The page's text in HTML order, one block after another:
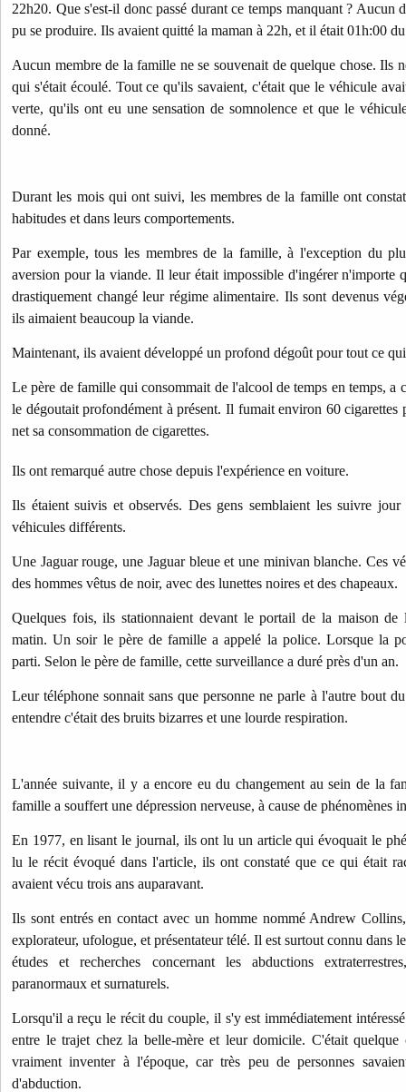
22h20. Que s'est-il donc passé durant ce temps manquant ? Aucun
pu se produire. Ils avaient quitté la maman à 22h, et il était 01h:00
Aucun membre de la famille ne se souvenait de quelque chose. Ils
qui s'était écoulé. Tout ce qu'ils savaient, c'était que le véhicule
verte, qu'ils ont eu une sensation de somnolence et que le
donné.
Durant les mois qui ont suivi, les membres de la famille ont
habitudes et dans leurs comportements.
Par exemple, tous les membres de la famille, à l'exception du
aversion pour la viande. Il leur était impossible d'ingérer n'importe
drastiquement changé leur régime alimentaire. Ils sont devenus
ils aimaient beaucoup la viande.
Maintenant, ils avaient développé un profond dégoût pour tout ce
Le père de famille qui consommait de l'alcool de temps en temps, a
le dégoutait profondément à présent. Il fumait environ 60 cigarettes
net sa consommation de cigarettes.
Ils ont remarqué autre chose depuis l'expérience en voiture.
Ils étaient suivis et observés. Des gens semblaient les suivre
véhicules différents.
Une Jaguar rouge, une Jaguar bleue et une minivan blanche. Ces
des hommes vêtus de noir, avec des lunettes noires et des chapeaux.
Quelques fois, ils stationnaient devant le portail de la maison
matin. Un soir le père de famille a appelé la police. Lorsque la
parti. Selon le père de famille, cette surveillance a duré près d'un an.
Leur téléphone sonnait sans que personne ne parle à l'autre bout
entendre c'était des bruits bizarres et une lourde respiration.
L'année suivante, il y a encore eu du changement au sein de la
famille a souffert une dépression nerveuse, à cause de phénomènes
En 1977, en lisant le journal, ils ont lu un article qui évoquait le
lu le récit évoqué dans l'article, ils ont constaté que ce qui était
avaient vécu trois ans auparavant.
Ils sont entrés en contact avec un homme nommé Andrew
explorateur, ufologue, et présentateur télé. Il est surtout connu dans
études et recherches concernant les abductions
paranormaux et surnaturels.
Lorsqu'il a reçu le récit du couple, il s'y est immédiatement
entre le trajet chez la belle-mère et leur domicile. C'était quelque
vraiment inventer à l'époque, car très peu de personnes
d'abduction.